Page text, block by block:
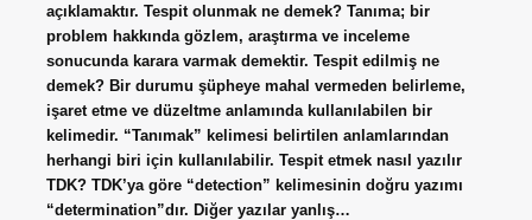
açıklamaktır. Tespit olunmak ne demek? Tanıma; bir
problem hakkında gözlem, araştırma ve inceleme
sonucunda karara varmak demektir. Tespit edilmiş ne
demek? Bir durumu şüpheye mahal vermeden belirleme,
işaret etme ve düzeltme anlamında kullanılabilen bir
kelimedir. “Tanımak” kelimesi belirtilen anlamlarından
herhangi biri için kullanılabilir. Tespit etmek nasıl yazılır
TDK? TDK’ya göre “detection” kelimesinin doğru yazımı
“determination”dır. Diğer yazılar yanlış…